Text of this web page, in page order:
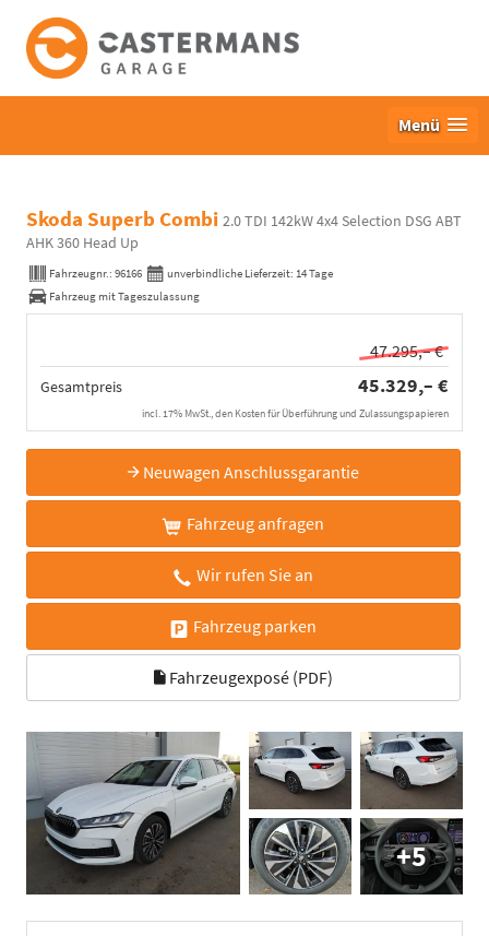
Menü
Skoda Superb Combi 2.0 TDI 142kW 4x4 Selection DSG ABT
AHK 360 Head Up
Fahrzeugnr.: 96166 unverbindliche Lieferzeit: 14 Tage
Fahrzeug mit Tageszulassung
47.295,– €
Gesamtpreis 45.329,– €
incl. 17% MwSt., den Kosten für Überführung und Zulassungspapieren
Neuwagen Anschlussgarantie
Fahrzeug anfragen
Wir rufen Sie an
Fahrzeug parken
Fahrzeugexposé (PDF)
+5